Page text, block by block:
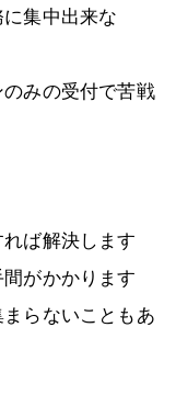
に集中出来な
のみの受付で苦戦
ば解決します
がかかります
らないこともあ